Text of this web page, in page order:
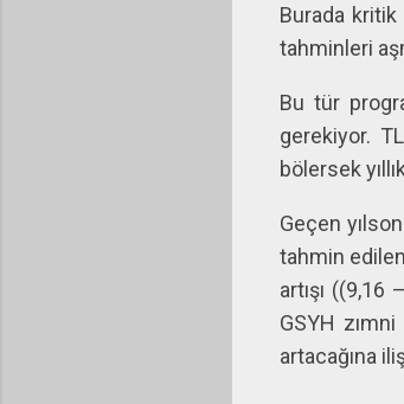
Burada
tahminleri
Bu tür
gerekiyor.
bölersek
Geçen
tahmin
artışı
GSYH
artacağına